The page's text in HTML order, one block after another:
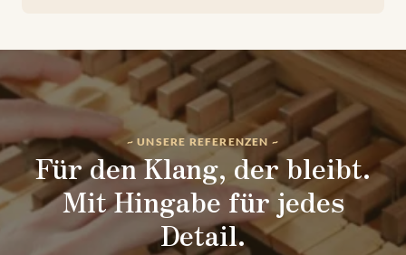
~ UNSERE REFERENZEN ~
Für den Klang, der bleibt.
Mit Hingabe für jedes
Detail.